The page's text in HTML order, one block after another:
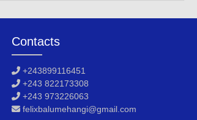
Contacts
+243899116451
+243 822173308
+243 973226063
felixbalumehangi@gmail.com